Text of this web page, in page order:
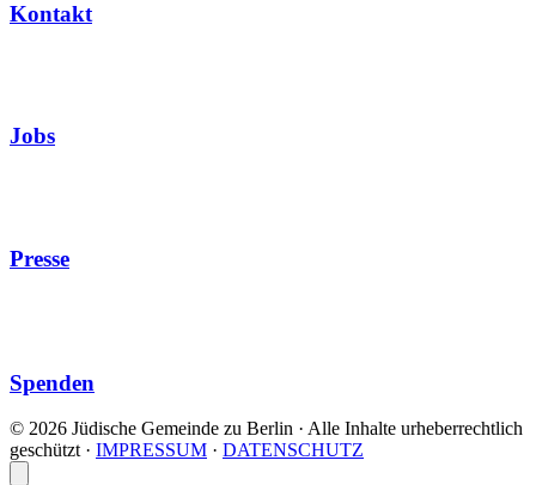
Kontakt
Jobs
Presse
Spenden
© 2026 Jüdische Gemeinde zu Berlin · Alle Inhalte urheberrechtlich
geschützt · IMPRESSUM · DATENSCHUTZ